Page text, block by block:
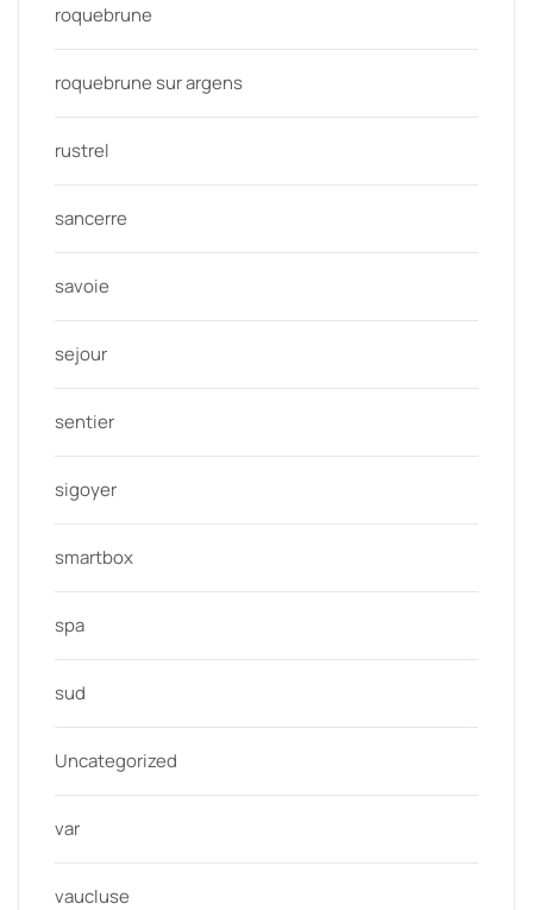
roquebrune
roquebrune sur argens
rustrel
sancerre
savoie
sejour
sentier
sigoyer
smartbox
spa
sud
Uncategorized
var
vaucluse